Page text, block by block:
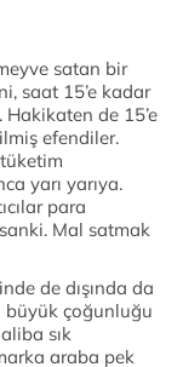
satan bir
saat 15’e kadar
de 15’e
efendiler.
yarı yarıya.
para
Mal satmak
de dışında da
büyük çoğunluğu
sık
araba pek